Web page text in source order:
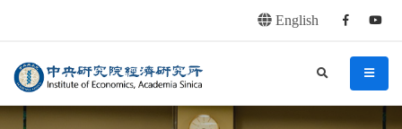
English Facebook
中央研究院經濟研究所 menu
search
:::